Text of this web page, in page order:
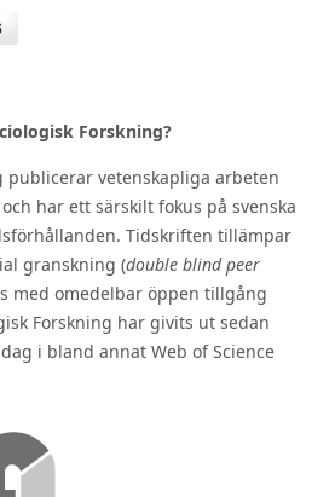
Forskning?
publicerar vetenskapliga arbeten
har ett särskilt fokus på svenska
Tidskriften tillämpar
granskning (double blind peer
med omedelbar öppen tillgång
Forskning har givits ut sedan
i bland annat Web of Science